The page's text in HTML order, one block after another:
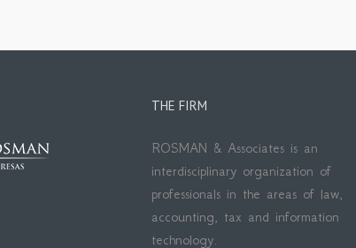
THE FIRM
ROSMAN & Associates is an
interdisciplinary organization of
professionals in the areas of law,
accounting, tax and information
technology.